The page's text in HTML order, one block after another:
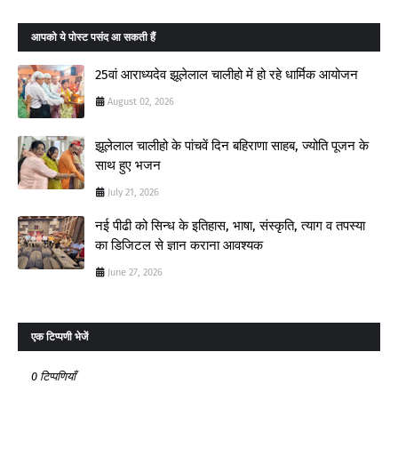
आपको ये पोस्ट पसंद आ सकती हैं
25वां आराध्यदेव झूलेलाल चालीहो में हो रहे धार्मिक आयोजन
August 02, 2026
झूलेलाल चालीहो के पांचवें दिन बहिराणा साहब, ज्योति पूजन के
साथ हुए भजन
July 21, 2026
नई पीढी को सिन्ध के इतिहास, भाषा, संस्कृति, त्याग व तपस्या
का डिजिटल से ज्ञान कराना आवश्यक
June 27, 2026
एक टिप्पणी भेजें
0 टिप्पणियाँ